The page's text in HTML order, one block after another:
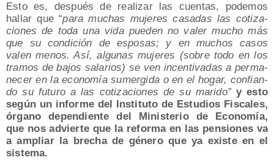
Esto es, des­pués de rea­li­zar las cuen­tas, pode­mos
hallar que “para muchas muje­res casa­das las coti­za­
cio­nes de toda una vida pue­den no valer mucho más
que su con­di­ción de espo­sas; y en muchos casos
valen menos. Así, algu­nas muje­res (sobre todo en los
tra­mos de bajos sala­rios) se ven incen­ti­va­das a per­ma­
ne­cer en la eco­no­mía sumer­gi­da o en el hogar, con­fian­
do su futu­ro a las coti­za­cio­nes de su mari­do” y esto
según un infor­me del Ins­ti­tu­to de Estu­dios Fis­ca­les,
órgano depen­dien­te del Minis­te­rio de Eco­no­mía,
que nos advier­te que la refor­ma en las pen­sio­nes va
a ampliar la bre­cha de géne­ro que ya exis­te en el
sistema.